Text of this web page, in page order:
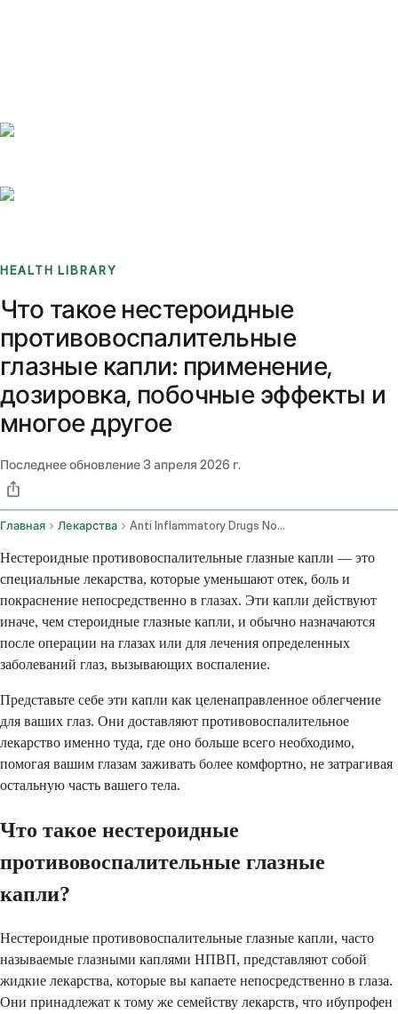
HEALTH LIBRARY
Что такое нестероидные
противовоспалительные
глазные капли: применение,
дозировка, побочные эффекты и
многое другое
Последнее обновление3 апреля 2026 г.
Главная Лекарства Anti Inflammatory Drugs Nonsteroidal Ophthalmic Route
Нестероидные противовоспалительные глазные капли — это
специальные лекарства, которые уменьшают отек, боль и
покраснение непосредственно в глазах. Эти капли действуют
иначе, чем стероидные глазные капли, и обычно назначаются
после операции на глазах или для лечения определенных
заболеваний глаз, вызывающих воспаление.
Представьте себе эти капли как целенаправленное облегчение
для ваших глаз. Они доставляют противовоспалительное
лекарство именно туда, где оно больше всего необходимо,
помогая вашим глазам заживать более комфортно, не затрагивая
остальную часть вашего тела.
Что такое нестероидные
противовоспалительные глазные
капли?
Нестероидные противовоспалительные глазные капли, часто
называемые глазными каплями НПВП, представляют собой
жидкие лекарства, которые вы капаете непосредственно в глаза.
Они принадлежат к тому же семейству лекарств, что ибупрофен